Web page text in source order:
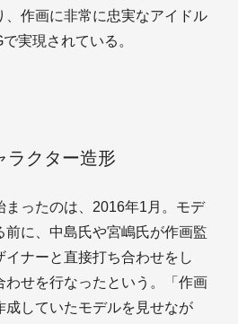
、作画に非常に忠実なアイドル
実現されている。
クター造形
まったのは、2016年1月。モデ
前に、中島氏や宮嶋氏が作画監
ナーと直接打ち合わせをし
わせを行なったという。「作画
成していたモデルを見せなが